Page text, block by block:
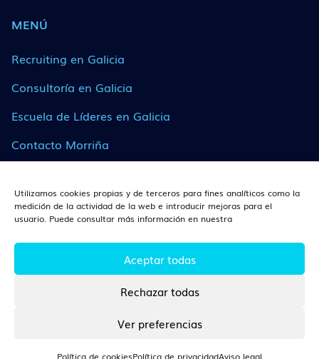
Utilizamos cookies propias y de terceros para fines analíticos como la
medición de la actividad de la web e introducir mejoras para el
usuario. Puede consultar más información en nuestra
Aceptar todas
Rechazar todas
Ver preferencias
Política de cookiesPolítica de privacidadAviso legal
MENÚ
Recruiting en Galicia
Consultoría en Galicia
Escuela de Líderes en Galicia
Contacto Morriña
¿DÓNDE ESTAMOS?
Av. Independencia, 14, Planta 3, 24003, León (León).